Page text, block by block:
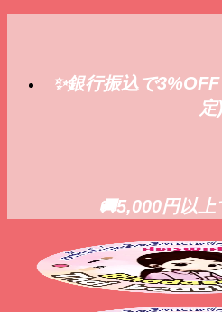
✨銀行振込で
定)
🚚5,000円以上